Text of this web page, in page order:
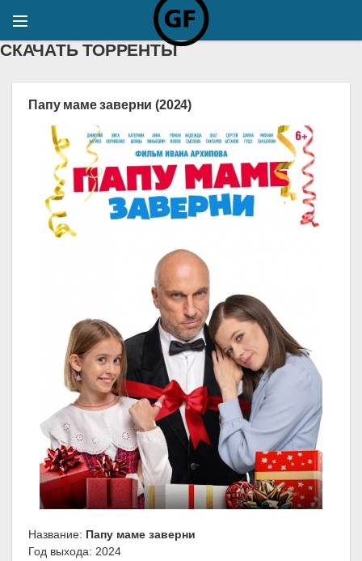
СКАЧАТЬ ТОРРЕНТЫ
Папу маме заверни (2024)
Название: Папу маме заверни
Год выхода: 2024